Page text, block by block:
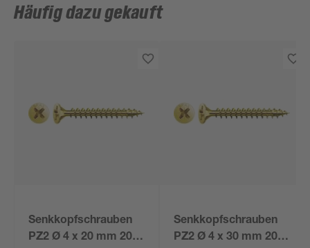
Häufig dazu gekauft
Senkkopfschrauben
PZ2 Ø 4 x 20 mm 20
Senkkopfschrauben
PZ2 Ø 4 x 30 mm 20